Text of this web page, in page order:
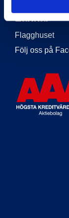
Länkar
Flagghuset
Följ oss på